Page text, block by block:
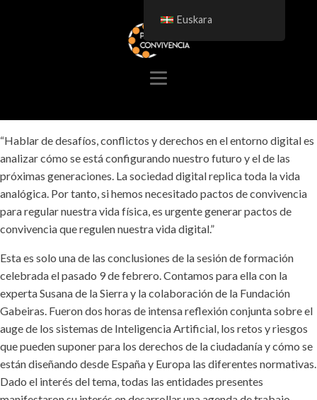
“Hablar de desafíos, conflictos y derechos en el entorno digital es
analizar cómo se está configurando nuestro futuro y el de las
próximas generaciones. La sociedad digital replica toda la vida
analógica. Por tanto, si hemos necesitado pactos de convivencia
para regular nuestra vida física, es urgente generar pactos de
convivencia que regulen nuestra vida digital.”
Esta es solo una de las conclusiones de la sesión de formación
celebrada el pasado 9 de febrero. Contamos para ella con la
experta Susana de la Sierra y la colaboración de la Fundación
Gabeiras. Fueron dos horas de intensa reflexión conjunta sobre el
auge de los sistemas de Inteligencia Artificial, los retos y riesgos
que pueden suponer para los derechos de la ciudadanía y cómo se
están diseñando desde España y Europa las diferentes normativas.
Dado el interés del tema, todas las entidades presentes
Euskara